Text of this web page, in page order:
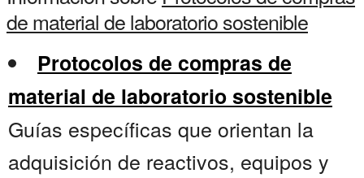
de material de laboratorio sostenible
Protocolos de compras de
material de laboratorio sostenible
Guías específicas que orientan la
adquisición de reactivos, equipos y